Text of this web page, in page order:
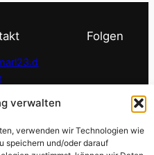
verwalten
verwenden wir Technologien wie
speichern und/oder darauf
Folgen